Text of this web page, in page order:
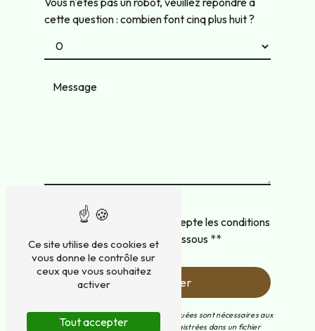
cette question : combien font cinq plus huit ?
En cochant cette case, j'accepte les conditions
particulières ci-dessous **
Envoyer
** Les données personnelles communiquées sont nécessaires aux
fins de vous contacter et sont enregistrées dans un fichier
Ce site utilise des cookies et
vous donne le contrôle sur
ceux que vous souhaitez
activer
Tout accepter